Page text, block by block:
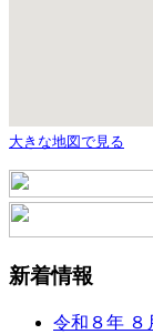
大きな地図で見る
新着情報
令和８年 ８